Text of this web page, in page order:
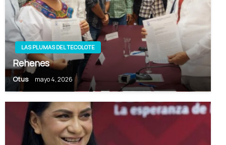
LAS PLUMAS DEL TECOLOTE
Rehenes
Otus mayo 4, 2026